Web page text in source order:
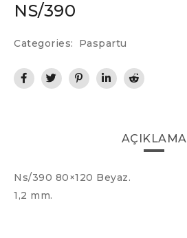
NS/390
Categories: Paspartu
AÇIKLAMA
Ns/390 80×120 Beyaz.
1,2 mm.